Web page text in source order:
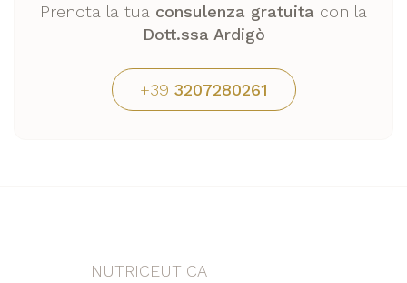
Prenota la tua consulenza gratuita con la
Dott.ssa Ardigò
+39 3207280261
NUTRICEUTICA